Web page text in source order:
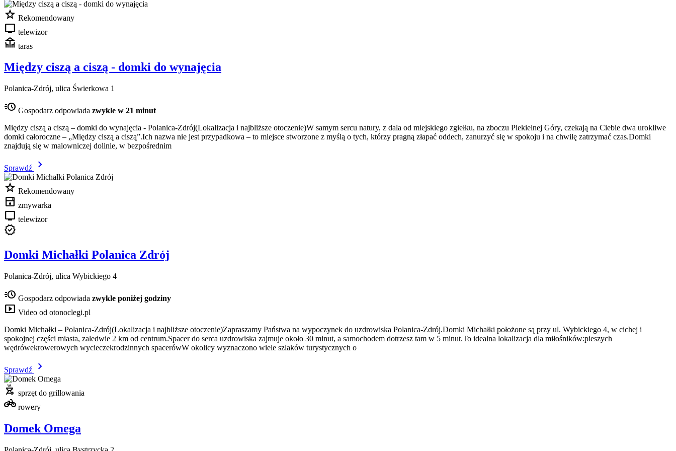
star Rekomendowany
tv telewizor
deck taras
Między ciszą a ciszą - domki do wynajęcia
Polanica-Zdrój, ulica Świerkowa 1
acute Gospodarz odpowiada zwykle w 21 minut
Między ciszą a ciszą – domki do wynajęcia - Polanica-Zdrój(Lokalizacja i najbliższe otoczenie)W samym sercu natury, z dala od miejskiego zgiełku, na zboczu Piekielnej Góry, czekają na Ciebie dwa urokliwe
domki całoroczne – „Między ciszą a ciszą”.Ich nazwa nie jest przypadkowa – to miejsce stworzone z myślą o tych, którzy pragną złapać oddech, zanurzyć się w spokoju i na chwilę zatrzymać czas.Domki
znajdują się w malowniczej dolinie, w bezpośrednim
Sprawdź
chevron_right
star Rekomendowany
dishwasher zmywarka
tv telewizor
verified
Domki Michałki Polanica Zdrój
Polanica-Zdrój, ulica Wybickiego 4
acute Gospodarz odpowiada zwykle poniżej godziny
smart_display Video od otonoclegi.pl
Domki Michałki – Polanica-Zdrój(Lokalizacja i najbliższe otoczenie)Zapraszamy Państwa na wypoczynek do uzdrowiska Polanica-Zdrój.Domki Michałki położone są przy ul. Wybickiego 4, w cichej i
spokojnej części miasta, zaledwie 2 km od centrum.Spacer do serca uzdrowiska zajmuje około 30 minut, a samochodem dotrzesz tam w 5 minut.To idealna lokalizacja dla miłośników:pieszych
wędrówekrowerowych wycieczekrodzinnych spacerówW okolicy wyznaczono wiele szlaków turystycznych o
Sprawdź
chevron_right
outdoor_grill sprzęt do grillowania
pedal_bike rowery
Domek Omega